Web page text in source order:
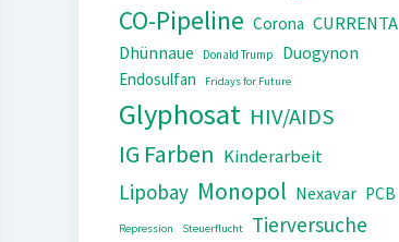
CO-Pipeline Corona CURRENTA
Dhünnaue Donald Trump
Duogynon
Endosulfan
Fridays for Future
Glyphosat HIV/AIDS
IG Farben Kinderarbeit
Lipobay Monopol Nexavar PCB
Repression Steuerflucht Tierversuche